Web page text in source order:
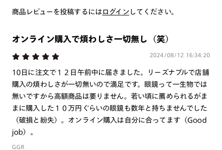
よくある質問
Q オンラインショップで遠近両用レンズ（累進レンズ）のメ
ガネを作成できますか？
Aオンラインショップで遠近両用レンズ（クリアレンズの
み）をご注文の場合、レンズ交換券を選択後に店舗にて度
つき対応可能です。
商品とレンズ交換券が届きましたらお近くのJINS店舗へご
持参ください。なお、特注レンズの為、後日お渡しとなり
作成日数をいただきます。
商品レビューを投稿するには ログイン してください。
オンライン購入で煩わしさ一切無し（笑）
2024/08/12 16:34:20
10日に注文で１２日午前中に届きました。リーズナブルで店舗
購入の煩わしさが一切無いので満足です。眼鏡って一生物では
無いですから高額商品は要りません。若い頃に薦められるがま
まに購入した１０万円ぐらいの眼鏡も数年と持ちませんでした
（破損と紛失）。オンライン購入は自分に合ってます（Good
job）。
GGR